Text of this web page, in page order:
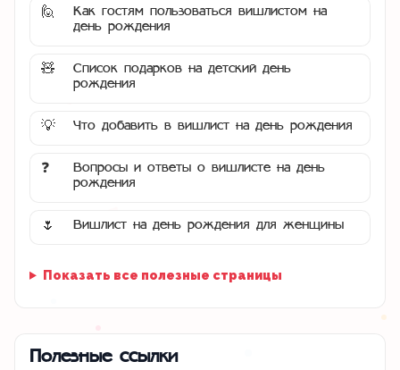
🙋
Как гостям пользоваться вишлистом на
день рождения
🧸
Список подарков на детский день
рождения
💡 Что добавить в вишлист на день рождения
❓
Вопросы и ответы о вишлисте на день
рождения
🌷 Вишлист на день рождения для женщины
Показать все полезные страницы
Полезные ссылки